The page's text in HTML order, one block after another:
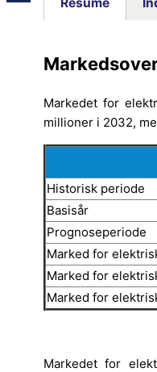
Markedet for
millioner i 2032,
Historisk periode
Basisår
Prognoseperiode
Marked for
Marked for
Marked for
Markedet for